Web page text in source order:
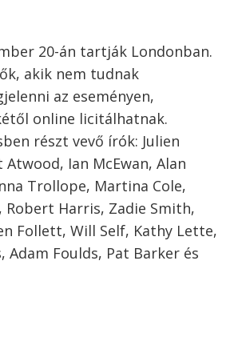
20-án tartják Londonban.
akik nem tudnak
az eseményen,
online licitálhatnak.
részt vevő írók: Julien
Ian McEwan, Alan
Trollope, Martina Cole,
Robert Harris, Zadie Smith,
Follett, Will Self, Kathy Lette,
Adam Foulds, Pat Barker és